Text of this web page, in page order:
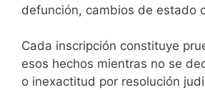
defunción, cambios de estado
Cada inscripción constituye
esos hechos mientras no se
o inexactitud por resolución